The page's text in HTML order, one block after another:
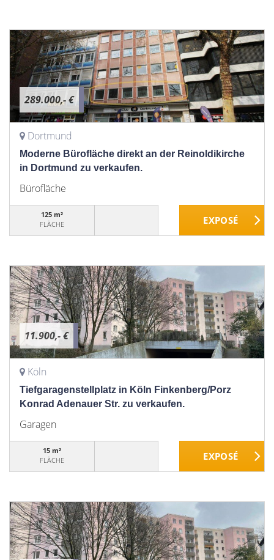
289.000,- €
Dortmund
Moderne Bürofläche direkt an der Reinoldikirche
in Dortmund zu verkaufen.
Bürofläche
125 m²
FLÄCHE
11.900,- €
Köln
Tiefgaragenstellplatz in Köln Finkenberg/Porz
Konrad Adenauer Str. zu verkaufen.
Garagen
15 m²
FLÄCHE